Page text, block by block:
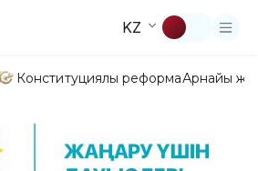
KZ
Конституциялық реформаАрнайы